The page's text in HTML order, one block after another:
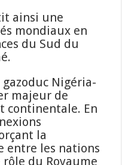
ainsi une
mondiaux en
du Sud du
Nigéria-
majeur de
continentale. En
la
entre les nations
du Royaume